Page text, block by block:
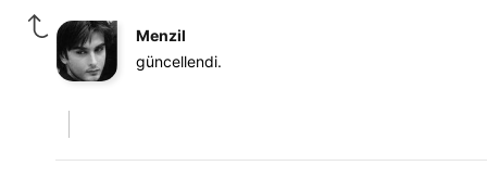
Menzil
güncellendi.